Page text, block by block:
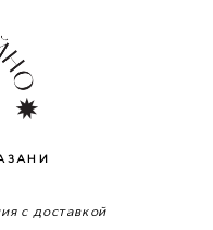
с доставкой